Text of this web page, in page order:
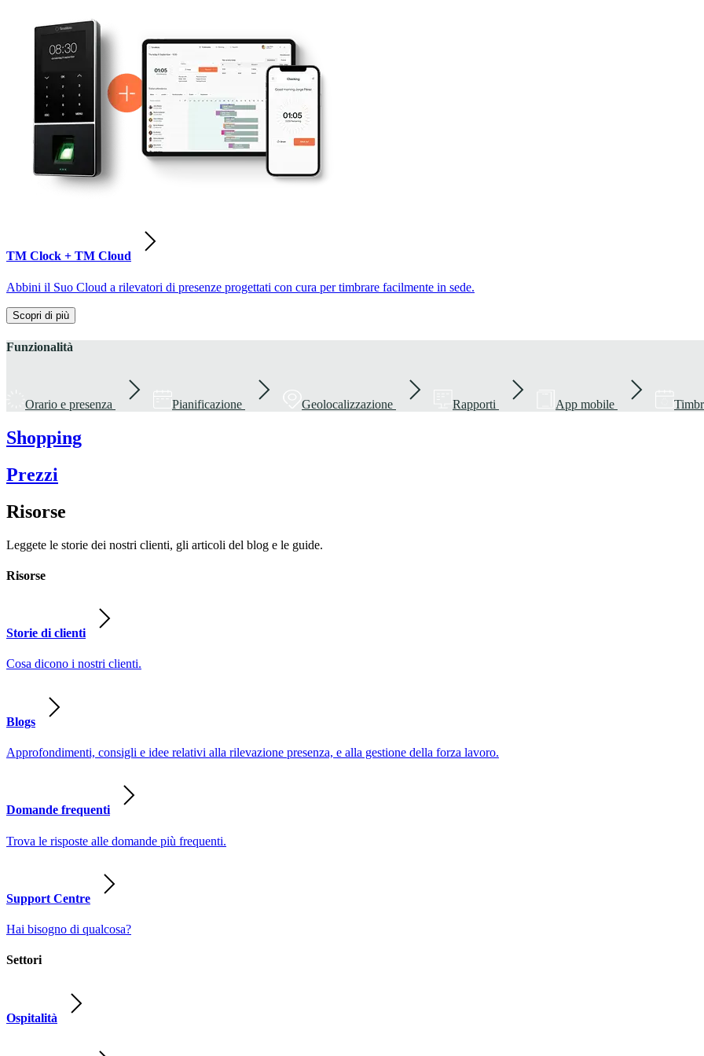
TM Clock + TM Cloud
Abbini il Suo Cloud a rilevatori di presenze progettati con cura per timbrare facilmente in sede.
Scopri di più
Funzionalità
Orario e presenza Pianificazione Geolocalizzazione Rapporti App mobile
Shopping
Prezzi
Risorse
Leggete le storie dei nostri clienti, gli articoli del blog e le guide.
Risorse
Storie di clienti
Cosa dicono i nostri clienti.
Blogs
Approfondimenti, consigli e idee relativi alla rilevazione presenza, e alla gestione della forza lavoro.
Domande frequenti
Trova le risposte alle domande più frequenti.
Support Centre
Hai bisogno di qualcosa?
Settori
Ospitalità